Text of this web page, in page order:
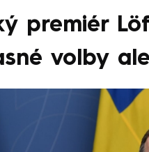
premiér
volby